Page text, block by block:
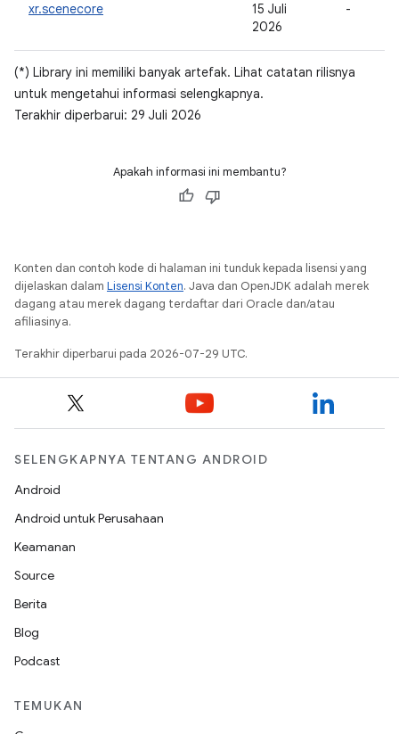
xr.scenecore
15 Juli
2026
-
(*) Library ini memiliki banyak artefak. Lihat catatan rilisnya
untuk mengetahui informasi selengkapnya.
Terakhir diperbarui: 29 Juli 2026
Apakah informasi ini membantu?
Konten dan contoh kode di halaman ini tunduk kepada lisensi yang
dijelaskan dalam Lisensi Konten. Java dan OpenJDK adalah merek
dagang atau merek dagang terdaftar dari Oracle dan/atau
afiliasinya.
Terakhir diperbarui pada 2026-07-29 UTC.
SELENGKAPNYA TENTANG ANDROID
Android
Android untuk Perusahaan
Keamanan
Source
Berita
Blog
Podcast
TEMUKAN